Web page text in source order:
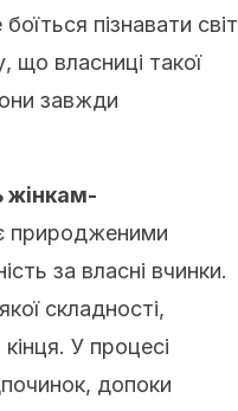
пізнавати світ
що власниці такої
завжди
жінкам-
природженими
за власні вчинки.
складності,
У процесі
допоки